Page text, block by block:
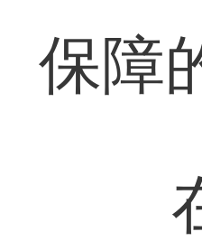
保障
在